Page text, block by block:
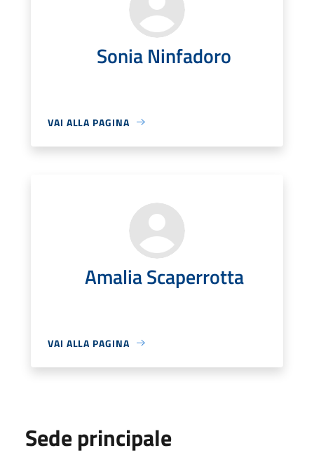
Sonia Ninfadoro
VAI ALLA PAGINA
Amalia Scaperrotta
VAI ALLA PAGINA
Sede principale